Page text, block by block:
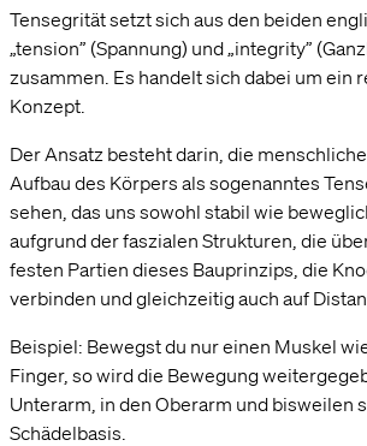
Tensegrität setzt sich aus den beiden
„tension” (Spannung) und „integrity”
zusammen. Es handelt sich dabei um ein
Konzept.
Der Ansatz besteht darin, die
Aufbau des Körpers als sogenanntes
sehen, das uns sowohl stabil wie
aufgrund der faszialen Strukturen, die
festen Partien dieses Bauprinzips, die
verbinden und gleichzeitig auch auf
Beispiel: Bewegst du nur einen Muskel
Finger, so wird die Bewegung
Unterarm, in den Oberarm und bisweilen
Schädelbasis.